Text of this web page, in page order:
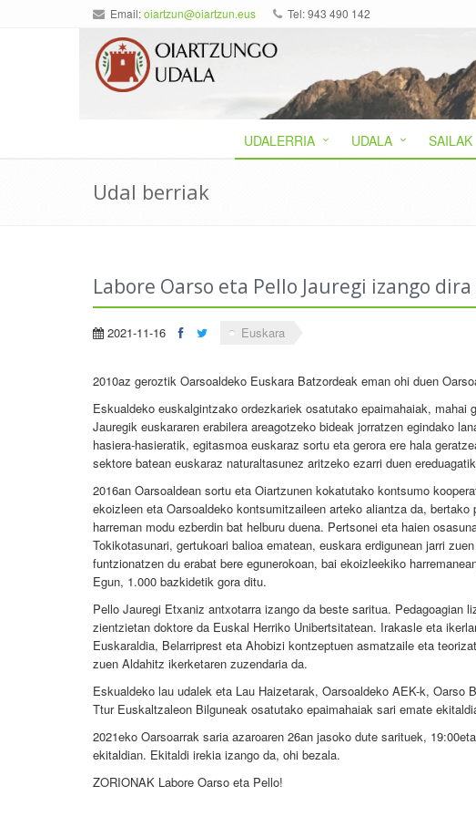
Email:oiartzun@oiartzun.eus Tel: 943 490 142
UDALERRIA UDALA SAILAK
Udal berriak
Labore Oarso eta Pello Jauregi izango
2021-11-16 Euskara
2010az geroztik Oarsoaldeko Euskara Batzordeak eman ohi duen
Eskualdeko euskalgintzako ordezkariek osatutako epaimahaiak,
Jauregik euskararen erabilera areagotzeko bideak jorratzen egindako
hasiera-hasieratik, egitasmoa euskaraz sortu eta gerora ere hala
sektore batean euskaraz naturaltasunez aritzeko ezarri duen
2016an Oarsoaldean sortu eta Oiartzunen kokatutako kontsumo
ekoizleen eta Oarsoaldeko kontsumitzaileen arteko aliantza da,
harreman modu ezberdin bat helburu duena. Pertsonei eta haien
Tokikotasunari, gertukoari balioa ematean, euskara erdigunean jarri
funtzionatzen du erabat bere egunerokoan, bai ekoizleekiko
Egun, 1.000 bazkidetik gora ditu.
Pello Jauregi Etxaniz antxotarra izango da beste saritua. Pedagoagian
zientzietan doktore da Euskal Herriko Unibertsitatean. Irakasle eta
Euskaraldia, Belarriprest eta Ahobizi kontzeptuen asmatzaile eta
zuen Aldahitz ikerketaren zuzendaria da.
Eskualdeko lau udalek eta Lau Haizetarak, Oarsoaldeko AEK-k,
Ttur Euskaltzaleon Bilguneak osatutako epaimahaiak sari emate
2021eko Oarsoarrak saria azaroaren 26an jasoko dute sarituek,
ekitaldian. Ekitaldi irekia izango da, ohi bezala.
ZORIONAK Labore Oarso eta Pello!